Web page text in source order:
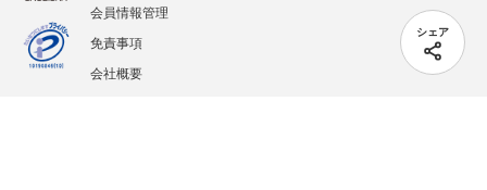
シェア
会員情報管理
免責事項
会社概要